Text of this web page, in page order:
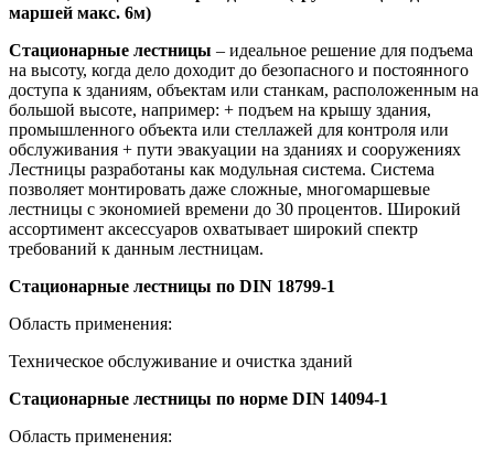
маршей макс. 6м)
Стационарные лестницы – идеальное решение для подъема
на высоту, когда дело доходит до безопасного и постоянного
доступа к зданиям, объектам или станкам, расположенным на
большой высоте, например: + подъем на крышу здания,
промышленного объекта или стеллажей для контроля или
обслуживания + пути эвакуации на зданиях и сооружениях
Лестницы разработаны как модульная система. Система
позволяет монтировать даже сложные, многомаршевые
лестницы с экономией времени до 30 процентов. Широкий
ассортимент аксессуаров охватывает широкий спектр
требований к данным лестницам.
Стационарные лестницы по DIN 18799-1
Область применения:
Техническое обслуживание и очистка зданий
Стационарные лестницы по норме DIN 14094-1
Область применения: